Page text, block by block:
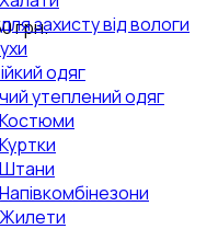
грн.захисту від вологи
одяг
утеплений одяг
Костюми
Куртки
Штани
Напівкомбінезони
Жилети